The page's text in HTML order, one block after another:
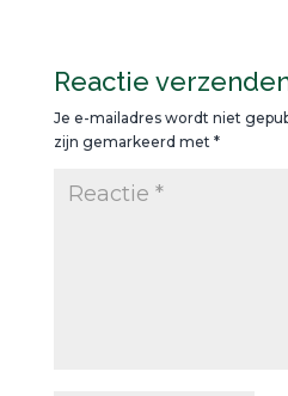
Reactie
Je e-mailadres wordt niet
zijn gemarkeerd met *